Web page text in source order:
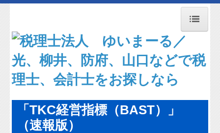
トップページ
事務所紹介
経営理念
職員紹介
交通案内
「TKC経営指標（BAST）」
（速報版）